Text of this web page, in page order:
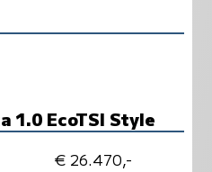
1.0 EcoTSI Style
€ 26.470,-